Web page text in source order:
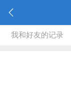
我和好友的记录